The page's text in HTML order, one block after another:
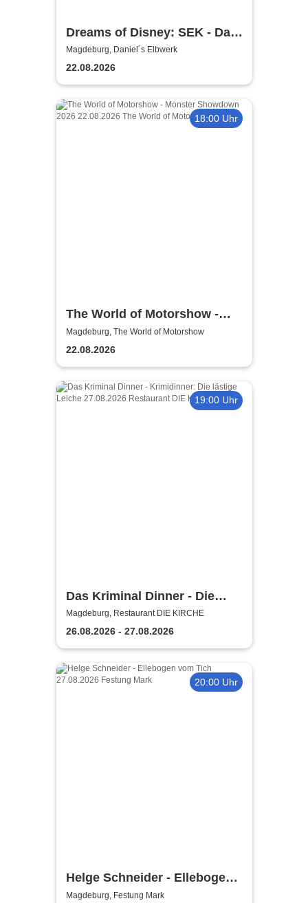
Dreams of Disney: SEK - Das
Musical Dinner
Magdeburg, Daniel´s Elbwerk
22.08.2026
18:00 Uhr
The World of Motorshow -
Jeffrey & Anthony Korth
Motorshow
Magdeburg, The World of Motorshow
22.08.2026
19:00 Uhr
Das Kriminal Dinner - Die
lästige Leiche
Magdeburg, Restaurant DIE KIRCHE
26.08.2026 - 27.08.2026
20:00 Uhr
Helge Schneider - Ellebogen
vom Tich
Magdeburg, Festung Mark